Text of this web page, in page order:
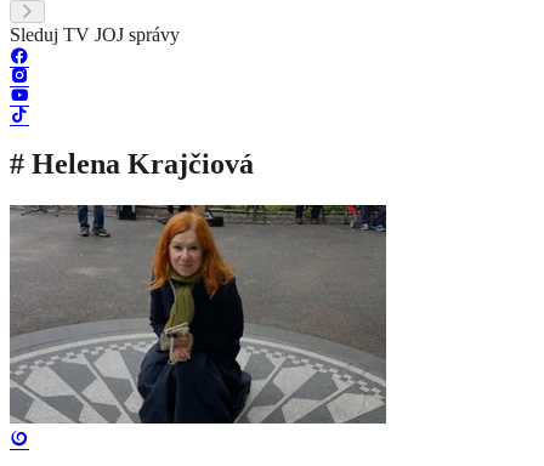
Sleduj TV JOJ správy
# Helena Krajčiová